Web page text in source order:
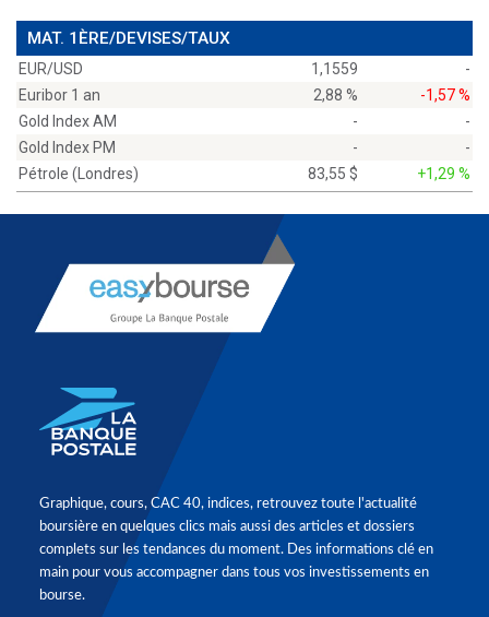
MAT. 1ÈRE/DEVISES/TAUX
EUR/USD 1,1559
-
Euribor 1 an
2,88 %
-1,57 %
Gold Index AM
-
-
Gold Index PM
-
-
Pétrole (Londres)
83,55 $ +1,29 %
Graphique, cours, CAC 40, indices, retrouvez toute l'actualité
boursière en quelques clics mais aussi des articles et dossiers
complets sur les tendances du moment. Des informations clé en
main pour vous accompagner dans tous vos investissements en
bourse.